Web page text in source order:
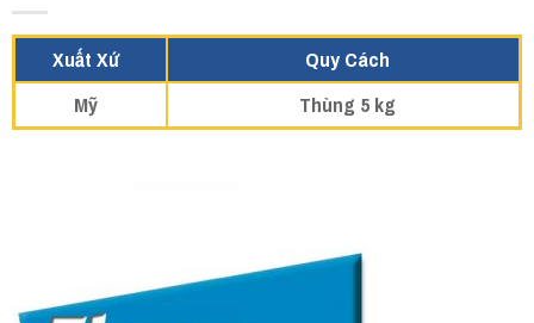
Xuất Xứ
Quy Cách
Mỹ
Thùng 5 kg